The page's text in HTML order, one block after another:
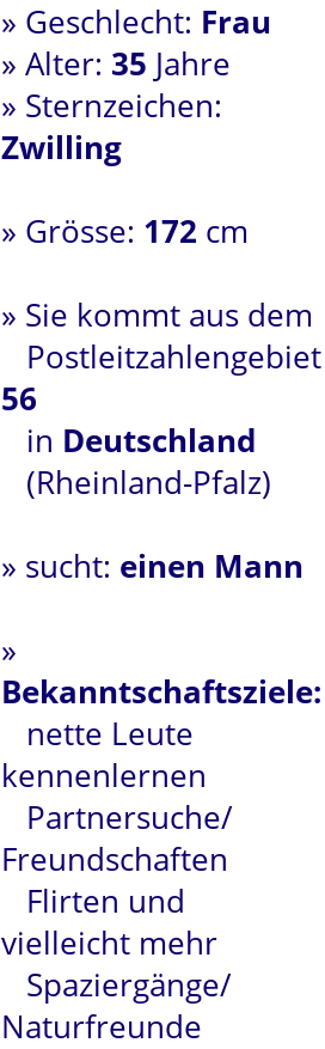
» Geschlecht: Frau
» Alter: 35 Jahre
» Sternzeichen:
Zwilling
» Grösse: 172 cm
» Sie kommt aus dem
Postleitzahlengebiet
56
in Deutschland
(Rheinland-Pfalz)
» sucht: einen Mann
»
Bekanntschaftsziele:
nette Leute
kennenlernen
Partnersuche/
Freundschaften
Flirten und
vielleicht mehr
Spaziergänge/
Naturfreunde